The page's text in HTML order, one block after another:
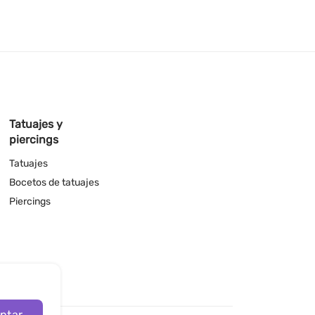
Tatuajes y
piercings
Tatuajes
Bocetos de tatuajes
Piercings